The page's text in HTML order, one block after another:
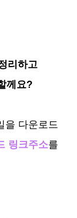
리하고
께요?
을 다운로드
링크주소를